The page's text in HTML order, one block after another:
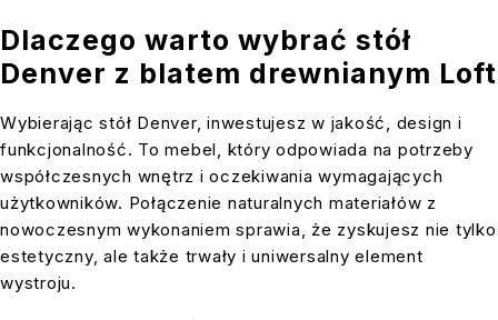
Dlaczego warto wybrać stół
Denver z blatem drewnianym Loft
Wybierając stół Denver, inwestujesz w jakość, design i
funkcjonalność. To mebel, który odpowiada na potrzeby
współczesnych wnętrz i oczekiwania wymagających
użytkowników. Połączenie naturalnych materiałów z
nowoczesnym wykonaniem sprawia, że zyskujesz nie tylko
estetyczny, ale także trwały i uniwersalny element
wystroju.